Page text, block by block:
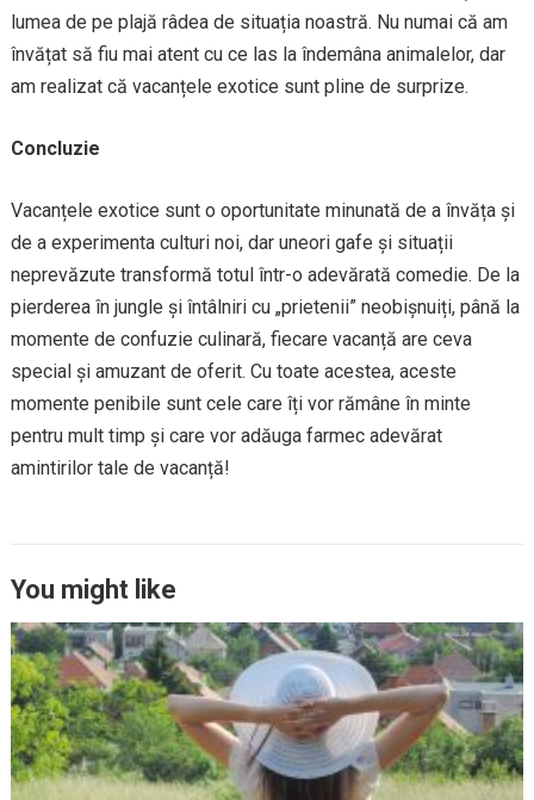
lumea de pe plajă râdea de situația noastră. Nu numai că am
învățat să fiu mai atent cu ce las la îndemâna animalelor, dar
am realizat că vacanțele exotice sunt pline de surprize.
Concluzie
Vacanțele exotice sunt o oportunitate minunată de a învăța și
de a experimenta culturi noi, dar uneori gafe și situații
neprevăzute transformă totul într-o adevărată comedie. De la
pierderea în jungle și întâlniri cu „prietenii” neobișnuiți, până la
momente de confuzie culinară, fiecare vacanță are ceva
special și amuzant de oferit. Cu toate acestea, aceste
momente penibile sunt cele care îți vor rămâne în minte
pentru mult timp și care vor adăuga farmec adevărat
amintirilor tale de vacanță!
You might like